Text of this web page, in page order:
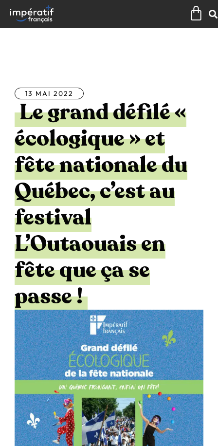
contenu
13 MAI 2022
Le grand défilé «
écologique » et
fête nationale du
Québec, c’est au
festival
L’Outaouais en
fête que ça se
passe !